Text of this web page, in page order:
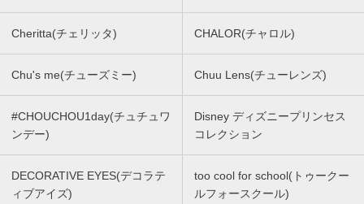
Cheritta(チェリッタ) CHALOR(チャロル)
Chu's me(チューズミー) Chuu Lens(チューレンズ)
#CHOUCHOU1day(チュチュワ
ンデー)
Disney ディズニープリンセス
コレクション
DECORATIVE EYES(デコラテ
ィブアイズ)
too cool for school(トゥークー
ルフォースクール)